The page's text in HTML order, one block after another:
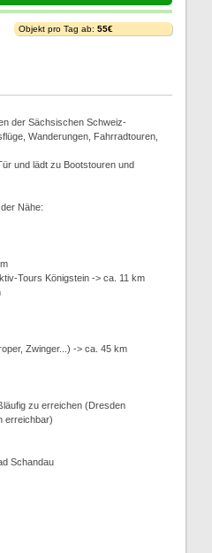
Objekt pro Tag ab: 55€
der Sächsischen Schweiz-
Wanderungen, Fahrradtouren,
und lädt zu Bootstouren und
Nähe:
Tours Königstein -> ca. 11 km
Zwinger...) -> ca. 45 km
zu erreichen (Dresden
erreichbar)
Schandau